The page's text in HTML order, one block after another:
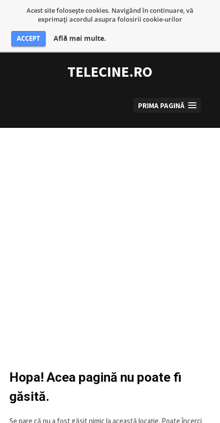
Acest site foloseşte cookies. Navigând în continuare, vă
exprimaţi acordul asupra folosirii cookie-urilor
ACCEPT Află mai multe.
conținut
TELECINE.RO
PRIMA PAGINĂ
Hopa! Acea pagină nu poate fi
găsită.
Se pare că nu a fost găsit nimic la această locație. Poate încerci